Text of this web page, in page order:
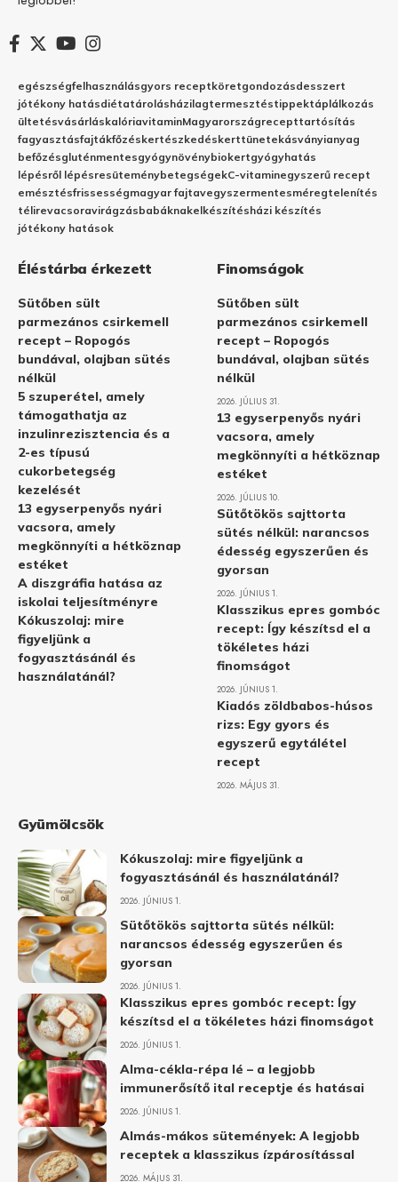
egészségfelhasználásgyors receptköretgondozásdesszert
jótékony hatásdiétatárolásházilagtermesztéstippektáplálkozás
ültetésvásárláskalóriavitaminMagyarországrecepttartósítás
fagyasztásfajtákfőzéskertészkedéskerttünetekásványianyag
befőzésgluténmentesgyógynövénybiokertgyógyhatás
lépésről lépésresüteménybetegségekC-vitaminegyszerű recept
emésztésfrissességmagyar fajtavegyszermentesméregtelenítés
télirevacsoravirágzásbabáknakelkészítésházi készítés
jótékony hatások
Éléstárba érkezett
Sütőben sült
parmezános csirkemell
recept – Ropogós
bundával, olajban sütés
nélkül
5 szuperétel, amely
támogathatja az
inzulinrezisztencia és a
2-es típusú
cukorbetegség
kezelését
13 egyserpenyős nyári
vacsora, amely
megkönnyíti a hétköznap
estéket
A diszgráfia hatása az
iskolai teljesítményre
Kókuszolaj: mire
figyeljünk a
fogyasztásánál és
használatánál?
Finomságok
Sütőben sült
parmezános csirkemell
recept – Ropogós
bundával, olajban sütés
nélkül
2026. JÚLIUS 31.
13 egyserpenyős nyári
vacsora, amely
megkönnyíti a hétköznap
estéket
2026. JÚLIUS 10.
Sütőtökös sajttorta
sütés nélkül: narancsos
édesség egyszerűen és
gyorsan
2026. JÚNIUS 1.
Klasszikus epres gombóc
recept: Így készítsd el a
tökéletes házi
finomságot
2026. JÚNIUS 1.
Kiadós zöldbabos-húsos
rizs: Egy gyors és
egyszerű egytálétel
recept
2026. MÁJUS 31.
Gyümölcsök
Kókuszolaj: mire figyeljünk a
fogyasztásánál és használatánál?
2026. JÚNIUS 1.
Sütőtökös sajttorta sütés nélkül:
narancsos édesség egyszerűen és
gyorsan
2026. JÚNIUS 1.
Klasszikus epres gombóc recept: Így
készítsd el a tökéletes házi finomságot
2026. JÚNIUS 1.
Alma-cékla-répa lé – a legjobb
immunerősítő ital receptje és hatásai
2026. JÚNIUS 1.
Almás-mákos sütemények: A legjobb
receptek a klasszikus ízpárosítással
2026. MÁJUS 31.